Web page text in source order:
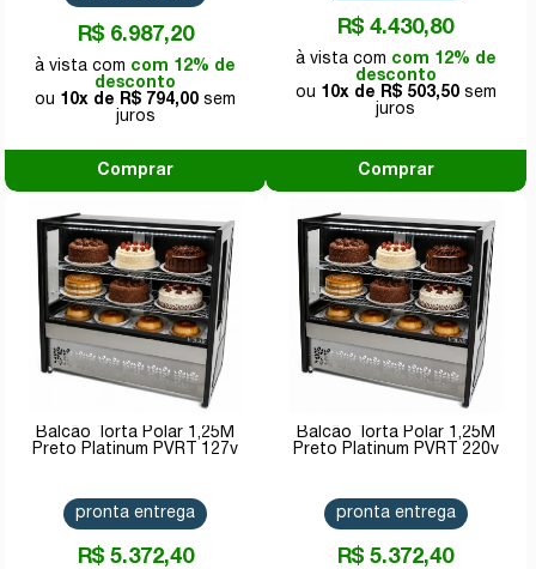
R$ 6.987,20
com 12% de
desconto
10x de
R$ 794,00
Comprar
R$ 4.430,80
com 12% de
desconto
10x de
R$ 503,50
Comprar
Balcão Torta Polar 1,25M
Preto Platinum PVRT 127v
R$ 5.372,40
pronta entrega
Balcão Torta Polar 1,25M
Preto Platinum PVRT 220v
R$ 5.372,40
pronta entrega